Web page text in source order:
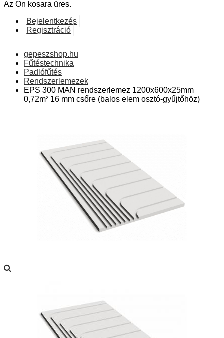
Az Ön kosara üres.
Bejelentkezés
Regisztráció
gepeszshop.hu
Fűtéstechnika
Padlófűtés
Rendszerlemezek
EPS 300 MAN rendszerlemez 1200x600x25mm
0,72m² 16 mm csőre (balos elem osztó-gyűjtőhöz)